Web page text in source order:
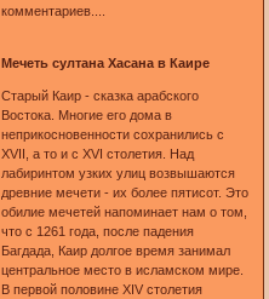
комментариев....
Мечеть султана Хасана в Каире
Старый Каир - сказка арабского
Востока. Многие его дома в
неприкосновенности сохранились с
XVII, а то и с XVI столетия. Над
лабиринтом узких улиц возвышаются
древние мечети - их более пятисот. Это
обилие мечетей напоминает нам о том,
что с 1261 года, после падения
Багдада, Каир долгое время занимал
центральное место в исламском мире.
В первой половине XIV столетия